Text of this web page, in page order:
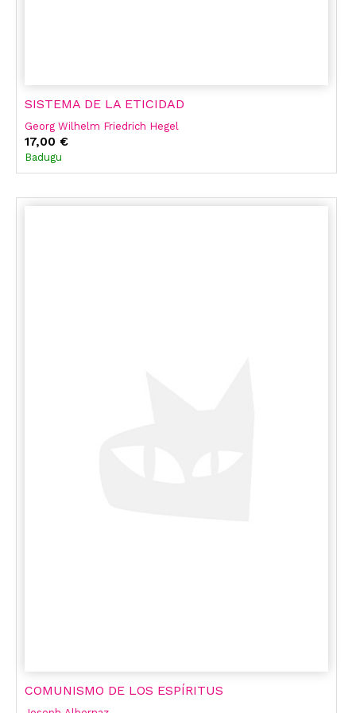
SISTEMA DE LA ETICIDAD
Georg Wilhelm Friedrich Hegel
17,00 €
Badugu
COMUNISMO DE LOS ESPÍRITUS